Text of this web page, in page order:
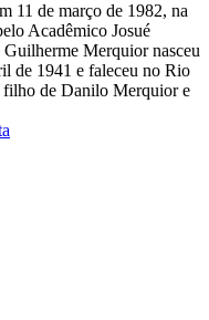
11 de março de 1982, na
Acadêmico Josué
Merquior nasceu
de 1941 e faleceu no Rio
filho de Danilo Merquior e